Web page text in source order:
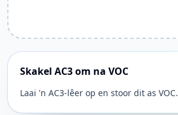
Skakel AC3 om na VOC
Laai 'n AC3-lêer op en stoor dit as VOC.